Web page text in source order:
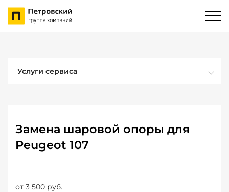
Услуги сервиса
Замена шаровой опоры для
Peugeot 107
от 3 500 руб.